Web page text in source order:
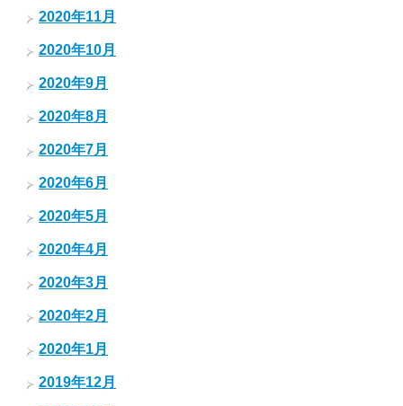
2020年11月
2020年10月
2020年9月
2020年8月
2020年7月
2020年6月
2020年5月
2020年4月
2020年3月
2020年2月
2020年1月
2019年12月